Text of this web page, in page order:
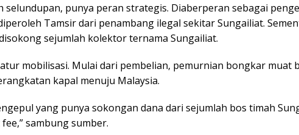
selundupan, punya peran strategis. Diaberperan sebagai
Tamsir dari penambang ilegal sekitar Sungailiat.
sejumlah kolektor ternama Sungailiat.
mobilisasi. Mulai dari pembelian, pemurnian bongkar muat
kapal menuju Malaysia.
yang punya sokongan dana dari sejumlah bos timah
sambung sumber.